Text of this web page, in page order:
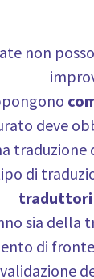
non
deve
di
sia della
di
validazione